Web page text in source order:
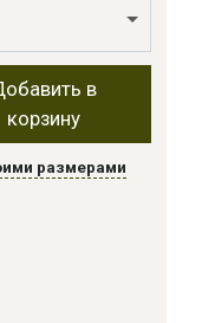
в
корзину
размерами